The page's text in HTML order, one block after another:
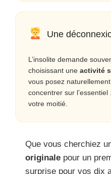
Une
L’insolite demande
choisissant une activité
vous posez
concentrer sur
votre moitié.
Que vous cherchiez
originale pour un
surprise pour vos dix